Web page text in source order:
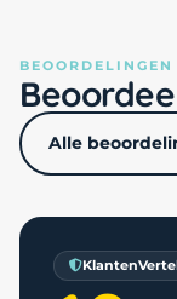
BEOORDELINGEN
Alle